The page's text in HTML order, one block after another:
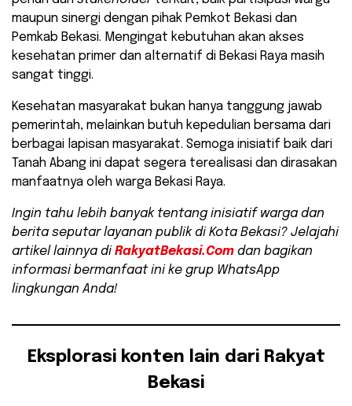
maupun sinergi dengan pihak Pemkot Bekasi dan
Pemkab Bekasi. Mengingat kebutuhan akan akses
kesehatan primer dan alternatif di Bekasi Raya masih
sangat tinggi.
​Kesehatan masyarakat bukan hanya tanggung jawab
pemerintah, melainkan butuh kepedulian bersama dari
berbagai lapisan masyarakat. Semoga inisiatif baik dari
Tanah Abang ini dapat segera terealisasi dan dirasakan
manfaatnya oleh warga Bekasi Raya.
Ingin tahu lebih banyak tentang inisiatif warga dan
berita seputar layanan publik di Kota Bekasi? Jelajahi
artikel lainnya di RakyatBekasi.Com dan bagikan
informasi bermanfaat ini ke grup WhatsApp
lingkungan Anda!
Eksplorasi konten lain dari Rakyat
Bekasi